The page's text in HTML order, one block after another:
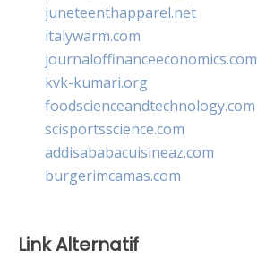
juneteenthapparel.net
italywarm.com
journaloffinanceeconomics.com
kvk-kumari.org
foodscienceandtechnology.com
scisportsscience.com
addisababacuisineaz.com
burgerimcamas.com
Link Alternatif